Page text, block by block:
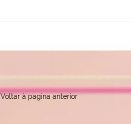
Voltar à pagina anterior